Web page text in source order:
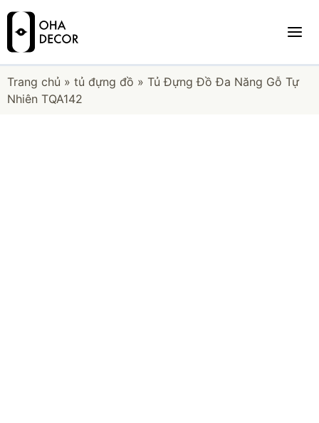
Trang chủ » tủ đựng đồ » Tủ Đựng Đồ Đa Năng Gỗ Tự
Nhiên TQA142